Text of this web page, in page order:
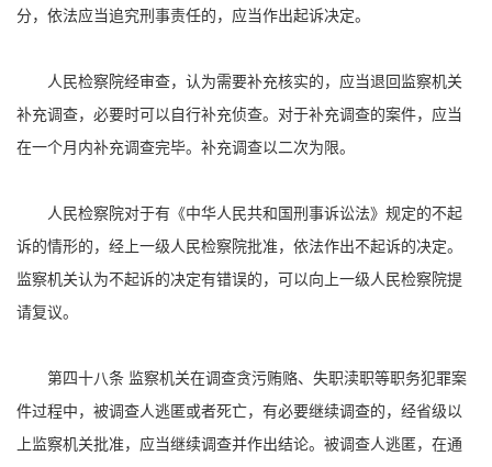
分，依法应当追究刑事责任的，应当作出起诉决定。
人民检察院经审查，认为需要补充核实的，应当退回监察机关
补充调查，必要时可以自行补充侦查。对于补充调查的案件，应当
在一个月内补充调查完毕。补充调查以二次为限。
人民检察院对于有《中华人民共和国刑事诉讼法》规定的不起
诉的情形的，经上一级人民检察院批准，依法作出不起诉的决定。
监察机关认为不起诉的决定有错误的，可以向上一级人民检察院提
请复议。
第四十八条 监察机关在调查贪污贿赂、失职渎职等职务犯罪案
件过程中，被调查人逃匿或者死亡，有必要继续调查的，经省级以
上监察机关批准，应当继续调查并作出结论。被调查人逃匿，在通